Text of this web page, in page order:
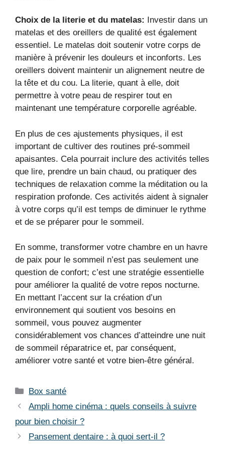
Choix de la literie et du matelas: Investir dans un
matelas et des oreillers de qualité est également
essentiel. Le matelas doit soutenir votre corps de
manière à prévenir les douleurs et inconforts. Les
oreillers doivent maintenir un alignement neutre de
la tête et du cou. La literie, quant à elle, doit
permettre à votre peau de respirer tout en
maintenant une température corporelle agréable.
En plus de ces ajustements physiques, il est
important de cultiver des routines pré-sommeil
apaisantes. Cela pourrait inclure des activités telles
que lire, prendre un bain chaud, ou pratiquer des
techniques de relaxation comme la méditation ou la
respiration profonde. Ces activités aident à signaler
à votre corps qu’il est temps de diminuer le rythme
et de se préparer pour le sommeil.
En somme, transformer votre chambre en un havre
de paix pour le sommeil n’est pas seulement une
question de confort; c’est une stratégie essentielle
pour améliorer la qualité de votre repos nocturne.
En mettant l’accent sur la création d’un
environnement qui soutient vos besoins en
sommeil, vous pouvez augmenter
considérablement vos chances d’atteindre une nuit
de sommeil réparatrice et, par conséquent,
améliorer votre santé et votre bien-être général.
Catégories
Box santé
Ampli home cinéma : quels conseils à suivre
pour bien choisir ?
Pansement dentaire : à quoi sert-il ?